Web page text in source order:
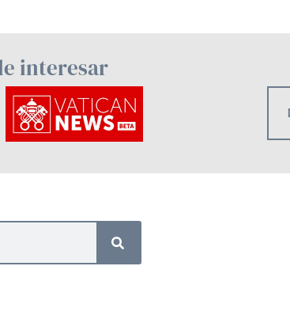
interesar